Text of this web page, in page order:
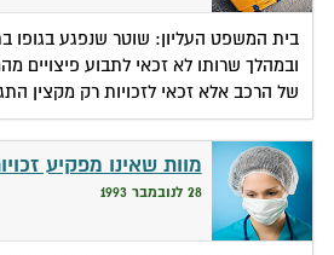
בית המשפט העליון: שוטר שנפגע בגופו
ובמהלך שרותו לא זכאי לתבוע פיצויים
של הרכב אלא זכאי לזכויות רק מקצין
מוות שאינו מפקיע
28 לנובמבר 1993